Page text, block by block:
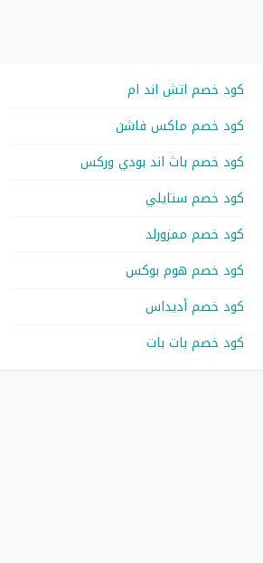
كود خصم اتش اند ام
كود خصم ماكس فاشن
كود خصم باث اند بودي وركس
كود خصم ستايلي
كود خصم ممزورلد
كود خصم هوم بوكس
كود خصم أديداس
كود خصم بات بات